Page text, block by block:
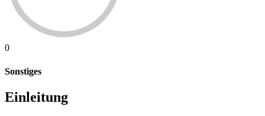
0
Sonstiges
Einleitung